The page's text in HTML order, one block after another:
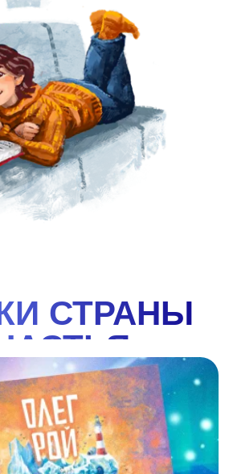
купить
Востока" - уникальная
географии северного
- Варя, Ваня и собака
Лёней проведут
Арктики и Дальнего
- задание, которое
Красочные
и, конечно,
регионе великой
СИБИРИ